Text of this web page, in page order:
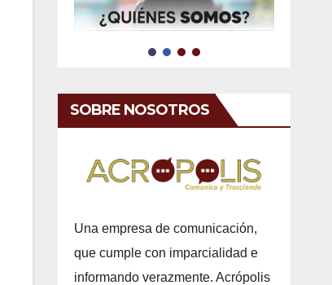
SOBRE NOSOTROS
Una empresa de comunicación,
que cumple con imparcialidad e
informando verazmente. Acrópolis